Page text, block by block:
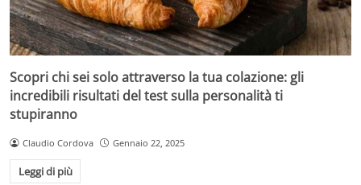
Scopri chi sei solo attraverso la tua colazione: gli
incredibili risultati del test sulla personalità ti
stupiranno
Claudio Cordova Gennaio 22, 2025
Leggi di più